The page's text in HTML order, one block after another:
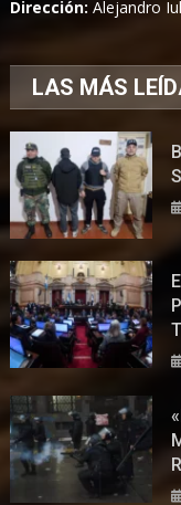
Dirección:Alejandro
LAS MÁS